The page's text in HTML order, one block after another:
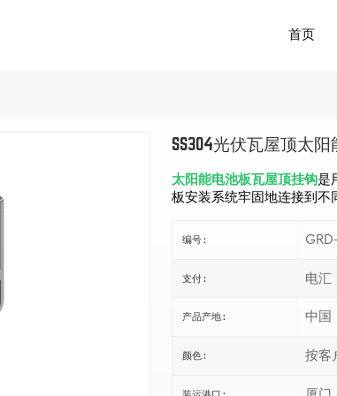
首页
SS304光伏瓦屋顶太
太阳能电池板瓦屋顶挂钩是
板安装系统牢固地连接到不
编号 :
支付 : 电汇
产品产地 : 中国
颜色 : 按客